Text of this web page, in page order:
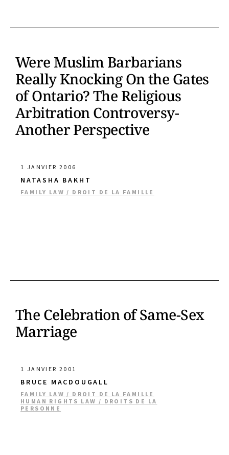
Were Muslim Barbarians
Really Knocking On the Gates
of Ontario? The Religious
Arbitration Controversy-
Another Perspective
1 JANVIER 2006
NATASHA BAKHT
FAMILY LAW / DROIT DE LA FAMILLE
The Celebration of Same-Sex
Marriage
1 JANVIER 2001
BRUCE MACDOUGALL
FAMILY LAW / DROIT DE LA FAMILLE
HUMAN RIGHTS LAW / DROITS DE LA
PERSONNE